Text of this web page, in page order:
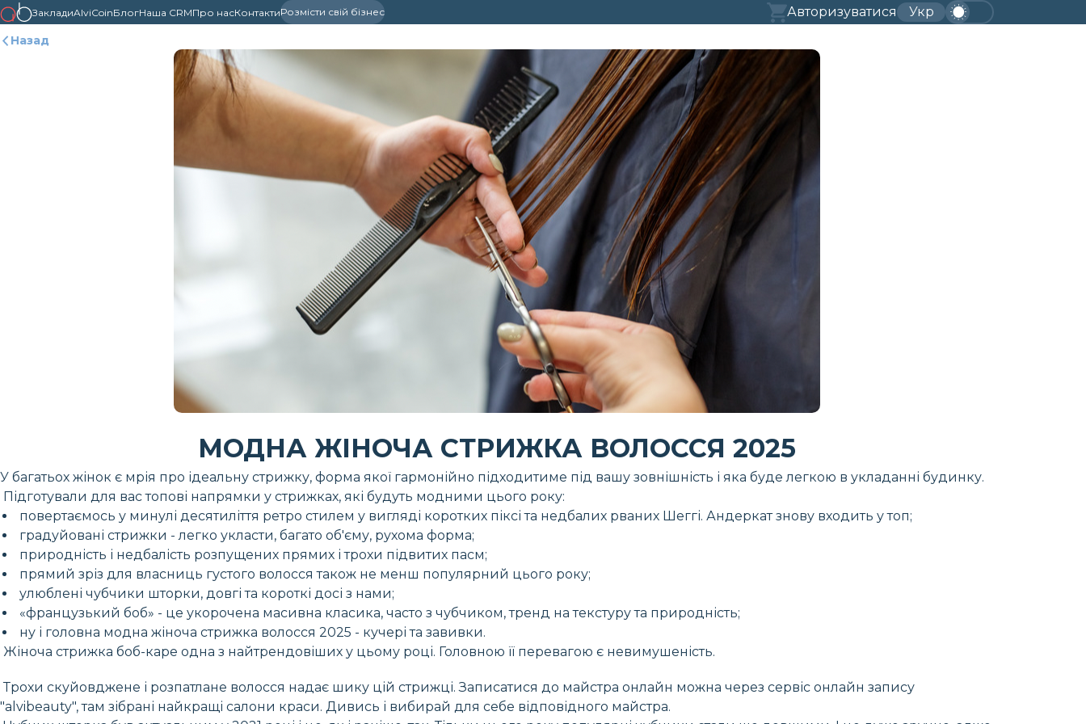
ЗакладиAlviCoinБлогНаша CRMПро насКонтактиРозмісти свій бізнес Авторизуватися Укр
Назад
МОДНА ЖІНОЧА СТРИЖКА ВОЛОССЯ 2025
У багатьох жінок є мрія про ідеальну стрижку, форма якої гармонійно підходитиме під вашу зовнішність і яка буде легкою в укладанні будинку.
Підготували для вас топові напрямки у стрижках, які будуть модними цього року:
повертаємось у минулі десятиліття ретро стилем у вигляді коротких піксі та недбалих рваних Шеггі. Андеркат знову входить у топ;
градуйовані стрижки - легко укласти, багато об'єму, рухома форма;
природність і недбалість розпущених прямих і трохи підвитих пасм;
прямий зріз для власниць густого волосся також не менш популярний цього року;
улюблені чубчики шторки, довгі та короткі досі з нами;
«французький боб» - це укорочена масивна класика, часто з чубчиком, тренд на текстуру та природність;
ну і головна модна жіноча стрижка волосся 2025 - кучері та завивки.
Жіноча стрижка боб-каре одна з найтрендовіших у цьому році. Головною її перевагою є невимушеність.
Трохи скуйовджене і розпатлане волосся надає шику цій стрижці. Записатися до майстра онлайн можна через сервіс онлайн запису
"alvibeauty", там зібрані найкращі салони краси. Дивись і вибирай для себе відповідного майстра.